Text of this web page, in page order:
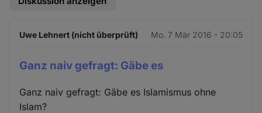
Uwe Lehnert (nicht überprüft) Mo. 7 Mär 2016 - 20:05
Ganz naiv gefragt: Gäbe es
Ganz naiv gefragt: Gäbe es Islamismus ohne
Islam?